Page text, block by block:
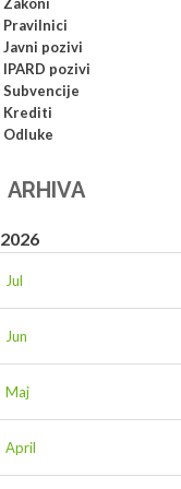
Pravilnici
Javni pozivi
IPARD pozivi
Subvencije
Krediti
Odluke
ARHIVA
2026
Jul
Jun
Maj
April